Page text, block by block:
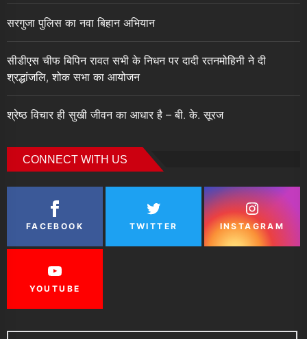
सरगुजा पुलिस का नवा बिहान अभियान
सीडीएस चीफ बिपिन रावत सभी के निधन पर दादी रतनमोहिनी ने दी
श्रद्धांजलि, शोक सभा का आयोजन
श्रेष्ठ विचार ही सुखी जीवन का आधार है – बी. के. सूरज
CONNECT WITH US
FACEBOOK TWITTER INSTAGRAM
YOUTUBE